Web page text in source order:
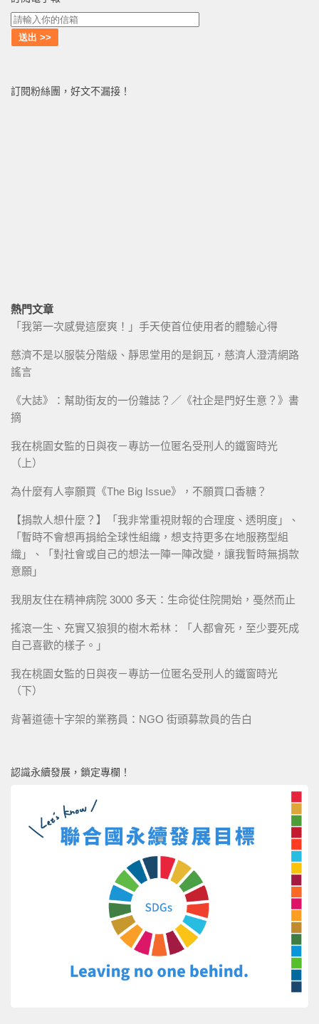
訂閱粉絲團，好文不漏接！
熱門文章
「我第一次感覺這麼爽！」手天使首位使用者的體驗心得
慈濟不是以服裝分階級、靜思堂用的是銅瓦，慈濟人澄清網路
謠言
《大誌》：幫助街友的一份雜誌？／《社企是門好生意？》書
摘
我在桃園女監的日與夜－專訪一位匿名受刑人的鐵窗時光
（上）
為什麼有人寧願買《The Big Issue》，不願買口香糖？
【捐款人想什麼？】「我非常重視財報的合理度、透明度」、
「暫時不會想再捐給全球性組織，想支持更多在地服務型組
織」、「對社會或自己的想法一陣一陣改變，讓我暫時無捐款
意願」
我朋友住在精神病院 3000 多天：生命從住院開始，戞然而止
搖滾一生、充實又狼狽的樹木希林：「人都會死，至少要死成
自己喜歡的樣子。」
我在桃園女監的日與夜－專訪一位匿名受刑人的鐵窗時光
（下）
背著道德十字架的業務員：NGO 街頭募款員的告白
認識永續發展，鎖定專欄！